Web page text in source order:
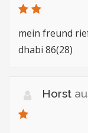
mein freund
dhabi 86(28)
Horst